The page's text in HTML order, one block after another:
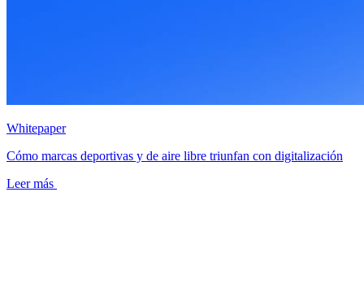
Whitepaper
Cómo marcas deportivas y de aire libre triunfan con digitalización
Leer más